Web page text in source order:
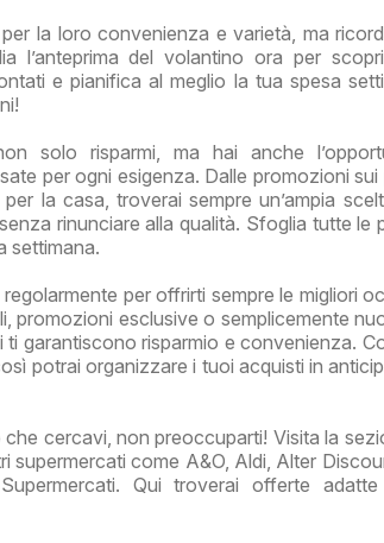
la loro convenienza e varietà, ma
l’anteprima del volantino ora per
e pianifica al meglio la tua spesa
solo risparmi, ma hai anche
per ogni esigenza. Dalle promozioni
la casa, troverai sempre un’ampia
rinunciare alla qualità. Sfoglia tutte le
settimana.
per offrirti sempre le migliori
promozioni esclusive o semplicemente
garantiscono risparmio e convenienza.
potrai organizzare i tuoi acquisti in
cercavi, non preoccuparti! Visita la
supermercati come A&O, Aldi, Alter
Qui troverai offerte